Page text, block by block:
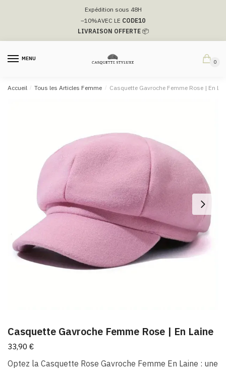
navigation
Expédition sous 48H
–10%AVEC LE CODE10
LIVRAISON OFFERTE📦
MENU
0
Accueil / Tous les Articles Femme / Casquette Gavroche Femme Rose​ | En
Casquette Gavroche Femme Rose​ | En Laine
33,90 €
Optez la Casquette Rose Gavroche Femme En Laine : une